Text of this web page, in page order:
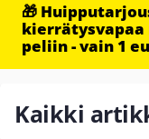
🎁
kierrätysvapaa
peliin - vain 1
Kaikki